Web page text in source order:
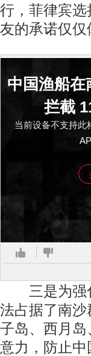
行，菲律宾
友的承诺仅仅
中国渔船在
拦截
当前设备不支持此
三是为强化
法占据了南
子岛、西月
意力，防止